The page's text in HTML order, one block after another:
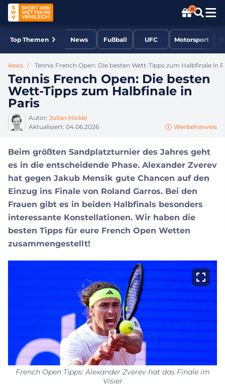
11
Top Themen News Fußball UFC Motorsport
News Tennis French Open: Die besten Wett-Tipps zum Halbfinale in
Tennis French Open: Die besten
Wett-Tipps zum Halbfinale in
Paris
Autor: Julian Hickel
Aktualisiert: 04.06.2026 Werbehinweis
Beim größten Sandplatzturnier des Jahres geht
es in die entscheidende Phase. Alexander Zverev
hat gegen Jakub Mensik gute Chancen auf den
Einzug ins Finale von Roland Garros. Bei den
Frauen gibt es in beiden Halbfinals besonders
interessante Konstellationen. Wir haben die
besten Tipps für eure French Open Wetten
zusammengestellt!
French Open Tipps: Alexander Zverev hat das Finale im
Visier